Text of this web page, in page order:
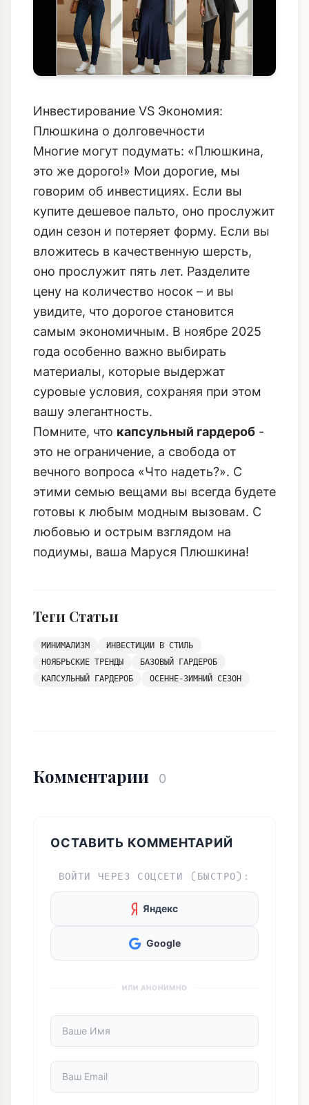
Инвестирование VS Экономия:
Плюшкина о долговечности
Многие могут подумать: «Плюшкина,
это же дорого!» Мои дорогие, мы
говорим об инвестициях. Если вы
купите дешевое пальто, оно прослужит
один сезон и потеряет форму. Если вы
вложитесь в качественную шерсть,
оно прослужит пять лет. Разделите
цену на количество носок – и вы
увидите, что дорогое становится
самым экономичным. В ноябре 2025
года особенно важно выбирать
материалы, которые выдержат
суровые условия, сохраняя при этом
вашу элегантность.
Помните, что капсульный гардероб -
это не ограничение, а свобода от
вечного вопроса «Что надеть?». С
этими семью вещами вы всегда будете
готовы к любым модным вызовам. С
любовью и острым взглядом на
подиумы, ваша Маруся Плюшкина!
Теги Статьи
МИНИМАЛИЗМ
ИНВЕСТИЦИИ В СТИЛЬ
НОЯБРЬСКИЕ ТРЕНДЫ
БАЗОВЫЙ ГАРДЕРОБ
КАПСУЛЬНЫЙ ГАРДЕРОБ
ОСЕННЕ-ЗИМНИЙ СЕЗОН
Комментарии 0
ОСТАВИТЬ КОММЕНТАРИЙ
ВОЙТИ ЧЕРЕЗ СОЦСЕТИ (БЫСТРО):
Яндекс
Google
ИЛИ АНОНИМНО